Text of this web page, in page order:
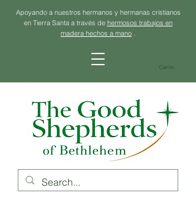
Apoyando a nuestros hermanos y hermanas cristianos
en Tierra Santa a través de hermosos trabajos en
madera hechos a mano .
Carrito